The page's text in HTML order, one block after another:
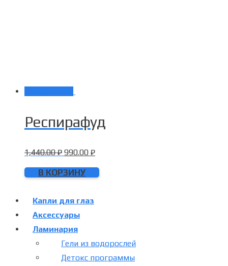
Респирафуд
1,440.00₽ 990.00 ₽
В КОРЗИНУ
Капли для глаз
Аксессуары
Ламинария
Гели из водорослей
Детокс программы